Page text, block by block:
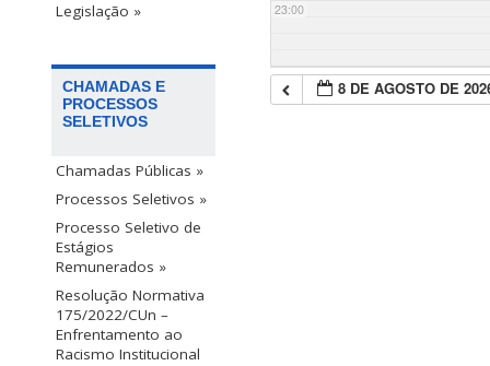
Legislação »
CHAMADAS E
PROCESSOS
SELETIVOS
Chamadas Públicas »
Processos Seletivos »
Processo Seletivo de
Estágios
Remunerados »
Resolução Normativa
175/2022/CUn –
Enfrentamento ao
Racismo Institucional
23:00
8 DE AGOSTO DE